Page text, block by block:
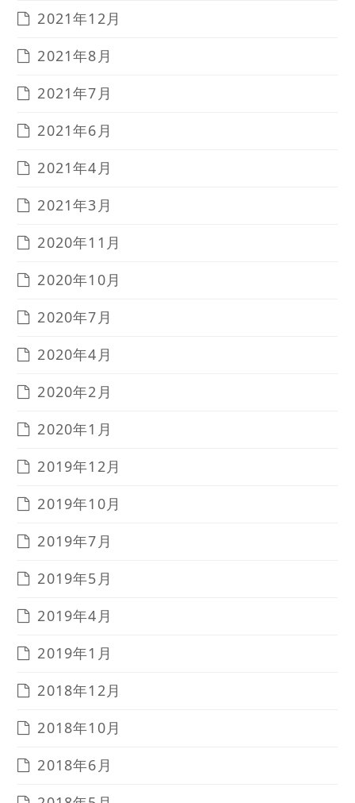
2021年12月
2021年8月
2021年7月
2021年6月
2021年4月
2021年3月
2020年11月
2020年10月
2020年7月
2020年4月
2020年2月
2020年1月
2019年12月
2019年10月
2019年7月
2019年5月
2019年4月
2019年1月
2018年12月
2018年10月
2018年6月